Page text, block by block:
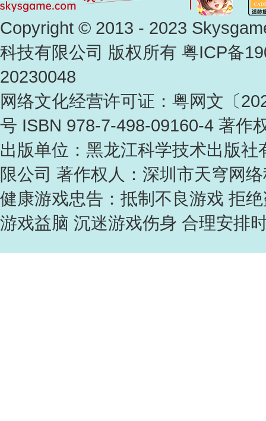
Copyright © 2013 - 2023
科技有限公司 版权所有 粤ICP备
20230048
网络文化经营许可证：粤网文〔
号 ISBN 978-7-498-09160-4 著作
出版单位：黑龙江科学技术出版
限公司 著作权人：深圳市天穹网
健康游戏忠告：抵制不良游戏 拒
游戏益脑 沉迷游戏伤身 合理安排